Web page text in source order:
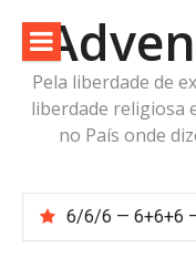
para
conteúdoPela liberdade de
liberdade religiosa
no País onde